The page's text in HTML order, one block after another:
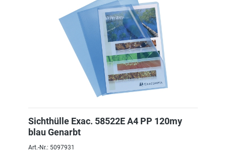
Sichthülle Exac. 58522E A4 PP 120my
blau Genarbt
Art.-Nr.: 5097931